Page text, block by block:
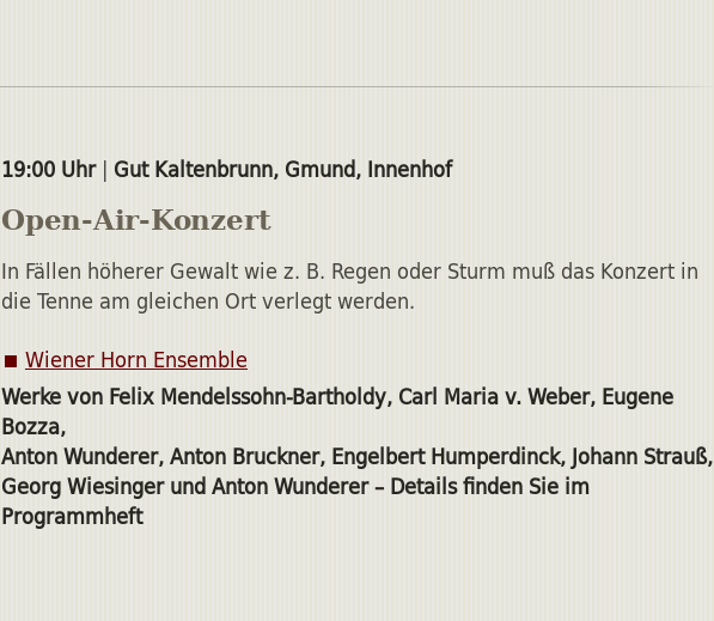
19:00 Uhr| Gut Kaltenbrunn, Gmund, Innenhof
Open-Air-Konzert
In Fällen höherer Gewalt wie z. B. Regen oder Sturm muß das Konzert in
die Tenne am gleichen Ort verlegt werden.
Wiener Horn Ensemble
Werke von Felix Mendelssohn-Bartholdy, Carl Maria v. Weber, Eugene
Bozza,
Anton Wunderer, Anton Bruckner, Engelbert Humperdinck, Johann Strauß,
Georg Wiesinger und Anton Wunderer – Details finden Sie im
Programmheft